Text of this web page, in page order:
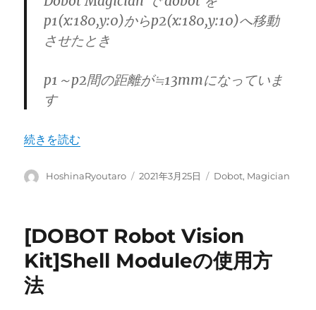
p1(x:180,y:0)からp2(x:180,y:10)へ移動
させたとき
p1～p2間の距離が≒13mmになっていま
す
“DOBOT Magician 10mmの移動で13mmの移動をして
続きを読む
投
HoshinaRyoutaro
投
2021年3月25日
カ
ー
Dobot, Magician
[DOBOT Robot Vision
Kit]Shell Moduleの使用方
法